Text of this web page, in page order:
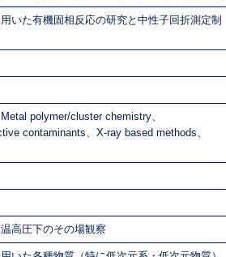
いた有機固相反応の研究と中性子回折測定制
polymer/cluster chemistry、
contaminants、X-ray based methods、
高圧下のその場観察